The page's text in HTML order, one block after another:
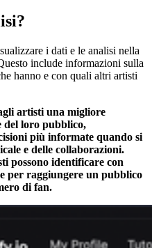
i dati e le analisi nella
include informazioni sulla
hanno e con quali altri artisti
artisti una migliore
del loro pubblico,
più informate quando si
e delle collaborazioni.
possono identificare con
per raggiungere un pubblico
di fan.